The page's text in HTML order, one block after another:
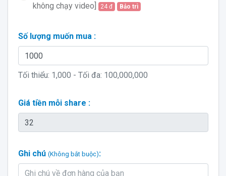
không chạy video]
24 đ Bảo trì
Số lượng muốn mua :
Tối thiểu: 1,000 - Tối đa: 100,000,000
Giá tiền mỗi share :
Ghi chú (Không bắt buộc):